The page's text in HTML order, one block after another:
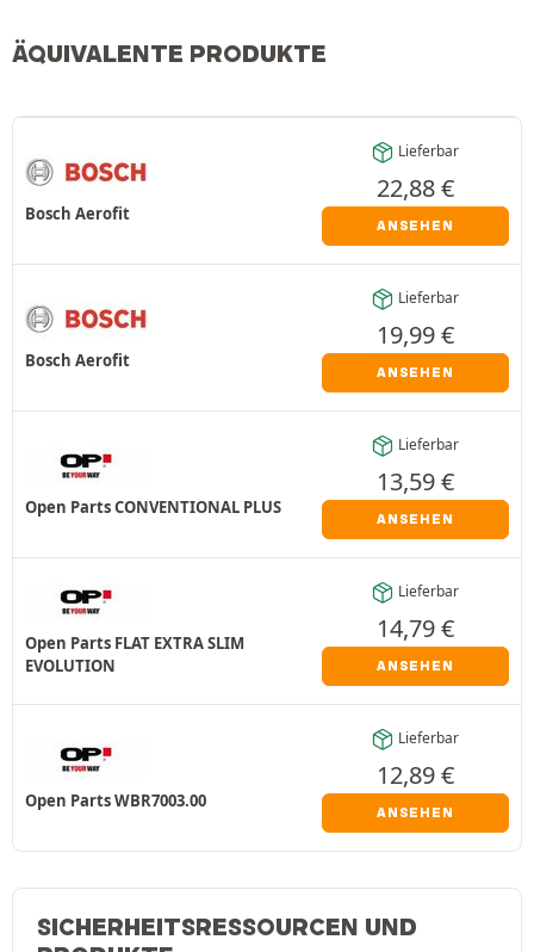
ÄQUIVALENTE PRODUKTE
Bosch Aerofit
Lieferbar
22,88€
ANSEHEN
Bosch Aerofit
Lieferbar
19,99€
ANSEHEN
Open Parts CONVENTIONAL PLUS
Lieferbar
13,59€
ANSEHEN
Open Parts FLAT EXTRA SLIM
EVOLUTION
Lieferbar
14,79€
ANSEHEN
Open Parts WBR7003.00
Lieferbar
12,89€
ANSEHEN
SICHERHEITSRESSOURCEN UND